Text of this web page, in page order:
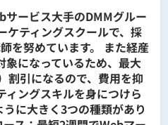
ービス大手のDMMグルー
ケティングスクールで、採
を努めています。 また経産
になっているため、最大
割引になるので、費用を抑
ィングスキルを身につけら
に大きく3つの種類があり